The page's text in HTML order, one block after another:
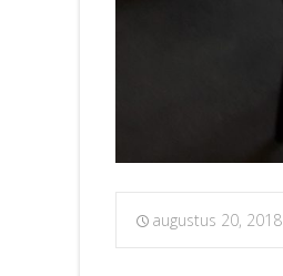
augustus 20, 2018